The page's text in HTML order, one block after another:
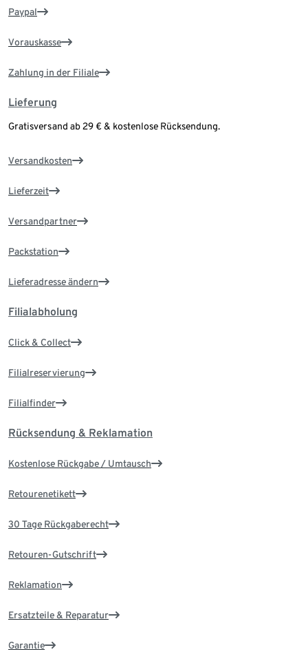
Paypal
Vorauskasse
Zahlung in der Filiale
Lieferung
Gratisversand ab 29 € & kostenlose Rücksendung.
Versandkosten
Lieferzeit
Versandpartner
Packstation
Lieferadresse ändern
Filialabholung
Click & Collect
Filialreservierung
Filialfinder
Rücksendung & Reklamation
Kostenlose Rückgabe / Umtausch
Retourenetikett
30 Tage Rückgaberecht
Retouren-Gutschrift
Reklamation
Ersatzteile & Reparatur
Garantie